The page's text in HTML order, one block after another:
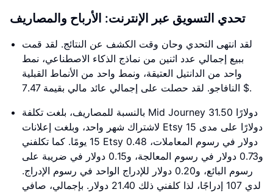
تحدي التسويق عبر الإنترنت: الأرباح والمصاريف
لقد انتهى التحدي وحان وقت الكشف عن النتائج. لقد قمت
ببيع إجمالي عدد اثنين من نماذج الذكاء الاصطناعي، نمط
واحد من الدانتيل العتيقة، ونمط واحد من الأنماط القبلية
النافاجو. لقد حصلت على إجمالي عائد مالي بقيمة 7.47 $.
بالنسبة للمصاريف، بلغت تكلفة Mid Journey 31.50 دولارًا
لاشتراك شهر واحد، وبلغت إعلانات Etsy 15 دولارًا على مدى
15 يومًا. كما تكلفني Etsy 0.48 دولار في رسوم المعاملات،
و0.73 دولار في رسوم المعالجة، و0.15 دولار في ضريبة على
رسوم البائع، و0.20 دولار للإدراج الواحد في رسوم الإدراج.
لدي 107 إدراجًا، لذا كلفني ذلك 21.40 دولار. بإجمالي، صافي